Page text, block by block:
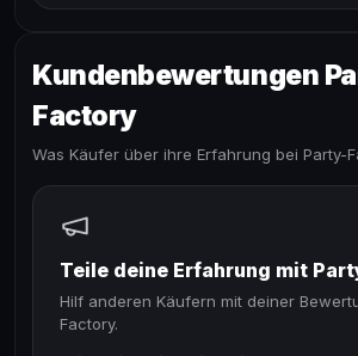
Kundenbewertungen
Factory
Was Käufer über ihre Erfahrung bei Party-
Teile deine Erfahrung mit
Hilf anderen Käufern mit deiner
Factory.